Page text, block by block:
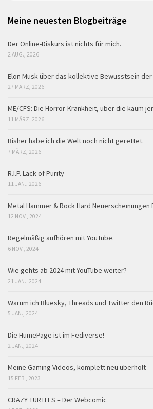
Meine neuesten Blogbeiträge
Der Online-Diskurs ist nichts für mich.
2 AUG., 2026
Elon Musk über das kollektive Bewusstsein
27 MÄRZ, 2026
ME/CFS: Die Horror-Krankheit, über die kaum
11 MÄRZ, 2026
Bisher habe ich die Welt noch nicht gerettet.
7 MÄRZ, 2026
R.I.P. Lack of Purity
11 JAN., 2026
Metal Hammer & Rock Hard Neuerscheinungen
12 NOV., 2024
Regelmäßig aufhören mit YouTube.
6 NOV., 2024
Wie gehts ab 2024 mit YouTube weiter?
21 JAN., 2024
Warum ich Bluesky, Threads und Twitter den
5 JAN., 2024
Die HumePage ist im Fediverse!
2 JAN., 2024
Meine Gaming Videos, komplett neu überholt
15 FEB., 2023
CRAZY TURTLES – Der Webcomic